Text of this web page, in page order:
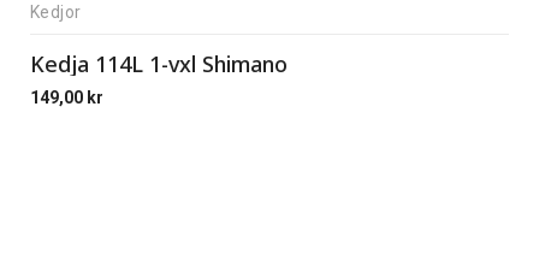
Kedjor
Kedja 114L 1-vxl Shimano
149,00 kr